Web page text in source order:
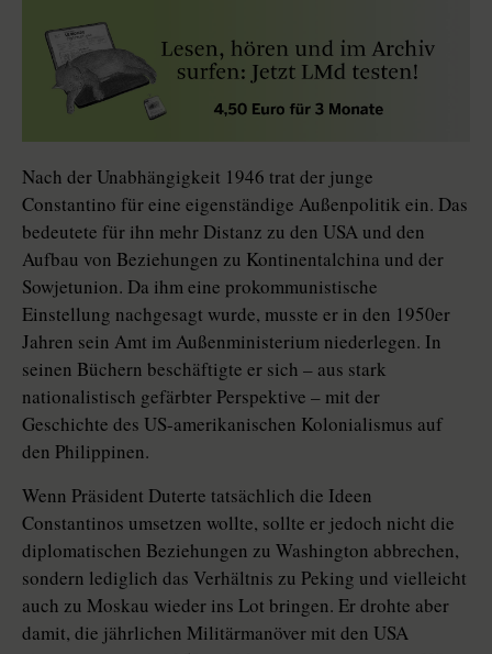
Nach der Unabhängigkeit 1946 trat der junge
Constantino für eine eigenständige Außenpolitik ein. Das
bedeutete für ihn mehr Distanz zu den USA und den
Aufbau von Beziehungen zu Kontinentalchina und der
Sowjetunion. Da ihm eine prokommunistische
Einstellung nachgesagt wurde, musste er in den 1950er
Jahren sein Amt im Außenministerium niederlegen. In
seinen Büchern beschäftigte er sich – aus stark
nationalistisch gefärbter Perspektive – mit der
Geschichte des US-amerikanischen Kolonialismus auf
den Philippinen.
Wenn Präsident Duterte tatsächlich die Ideen
Constantinos umsetzen wollte, sollte er jedoch nicht die
diplomatischen Beziehungen zu Washington abbrechen,
sondern lediglich das Verhältnis zu Peking und vielleicht
auch zu Moskau wieder ins Lot bringen. Er drohte aber
damit, die jährlichen Militärmanöver mit den USA